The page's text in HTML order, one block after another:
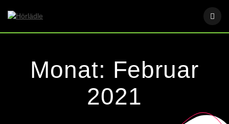
Monat: Februar
2021